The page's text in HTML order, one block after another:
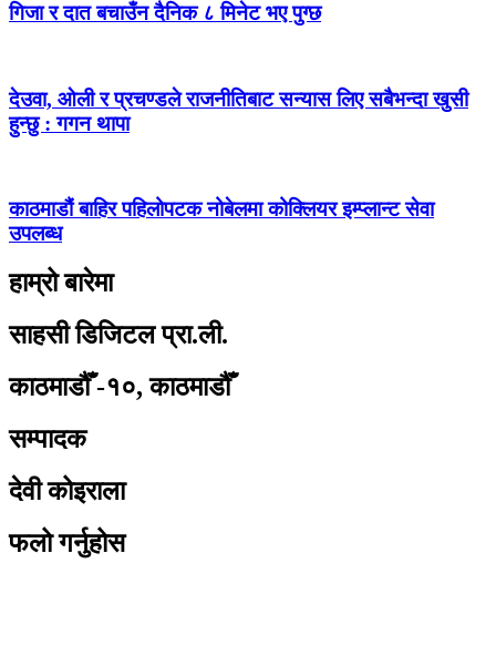
गिजा र दात बचाउँन दैनिक ८ मिनेट भए पुग्छ
देउवा, ओली र प्रचण्डले राजनीतिबाट सन्यास लिए सबैभन्दा खुसी
हुन्छु : गगन थापा
काठमाडौं बाहिर पहिलोपटक नोबेलमा कोक्लियर इम्प्लान्ट सेवा
उपलब्ध
हाम्रो बारेमा
साहसी डिजिटल प्रा.ली.
काठमाडौँ -१०, काठमाडौँ
सम्पादक
देवी कोइराला
फलो गर्नुहोस